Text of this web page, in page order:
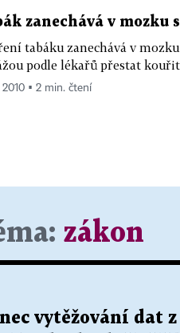
zanechává v
tabáku zanechává v
podle lékařů přestat
2010 ▪ 2 min. čtení
zákon
vytěžování dat